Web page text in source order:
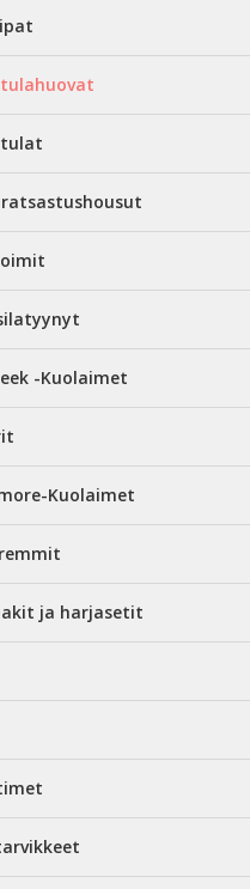
-Kuolaimet
Kuolaimet
ja harjasetit